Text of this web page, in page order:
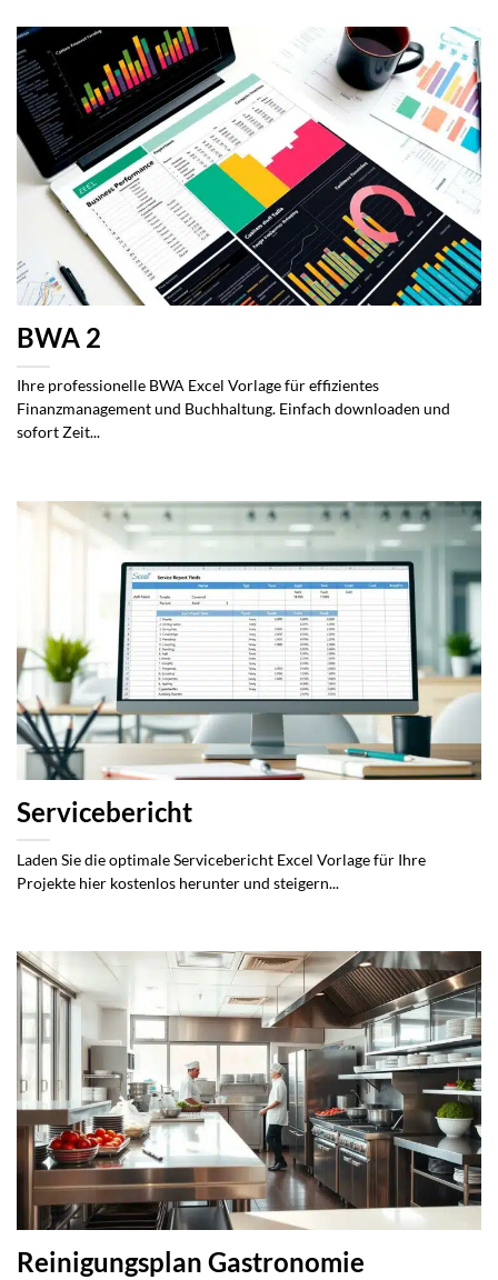
BWA 2
Ihre professionelle BWA Excel Vorlage für effizientes
Finanzmanagement und Buchhaltung. Einfach downloaden und
sofort Zeit...
Servicebericht
Laden Sie die optimale Servicebericht Excel Vorlage für Ihre
Projekte hier kostenlos herunter und steigern...
Reinigungsplan Gastronomie